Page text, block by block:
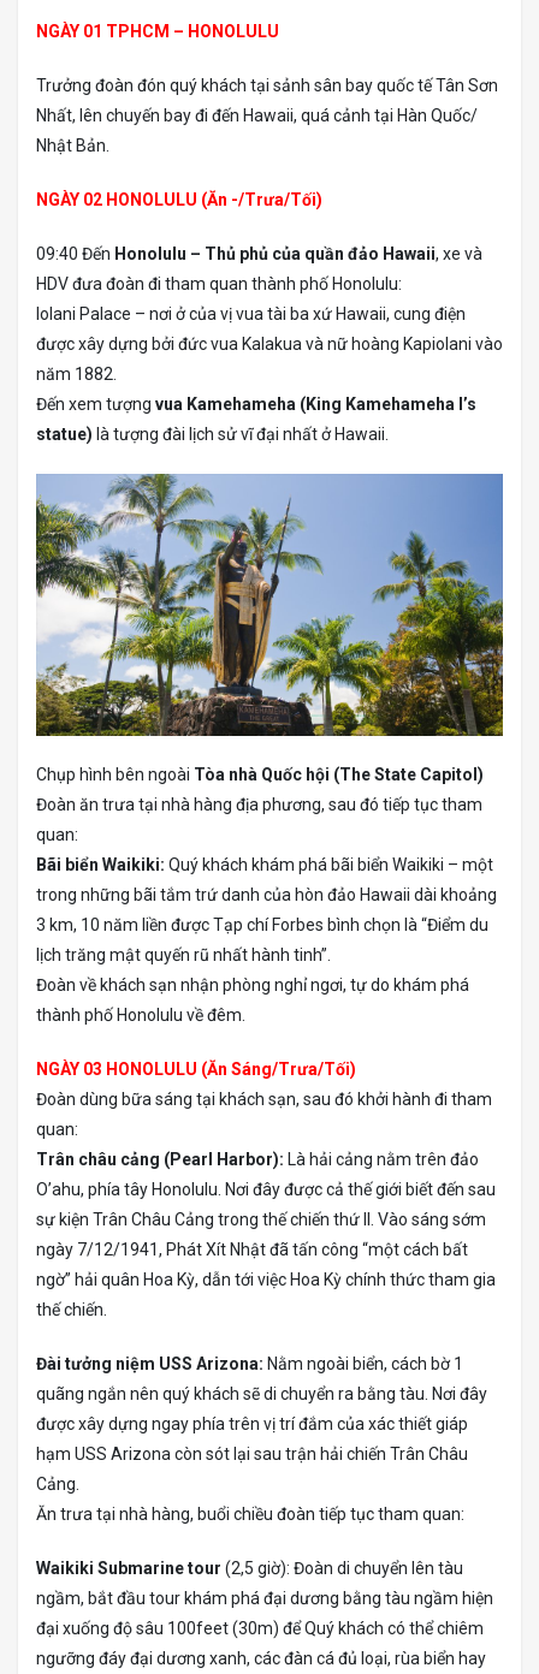
NGÀY 01 TPHCM – HONOLULU
Trưởng đoàn đón quý khách tại sảnh sân bay quốc tế Tân Sơn
Nhất, lên chuyến bay đi đến Hawaii, quá cảnh tại Hàn Quốc/
Nhật Bản.
NGÀY 02 HONOLULU (Ăn -/Trưa/Tối)
09:40 Đến Honolulu – Thủ phủ của quần đảo Hawaii, xe và
HDV đưa đoàn đi tham quan thành phố Honolulu:
Iolani Palace – nơi ở của vị vua tài ba xứ Hawaii, cung điện
được xây dựng bởi đức vua Kalakua và nữ hoàng Kapiolani vào
năm 1882.
Đến xem tượng vua Kamehameha (King Kamehameha I’s
statue) là tượng đài lịch sử vĩ đại nhất ở Hawaii.
Chụp hình bên ngoài Tòa nhà Quốc hội (The State Capitol)
Đoàn ăn trưa tại nhà hàng địa phương, sau đó tiếp tục tham
quan:
Bãi biển Waikiki: Quý khách khám phá bãi biển Waikiki – một
trong những bãi tắm trứ danh của hòn đảo Hawaii dài khoảng
3 km, 10 năm liền được Tạp chí Forbes bình chọn là “Điểm du
lịch trăng mật quyến rũ nhất hành tinh”.
Đoàn về khách sạn nhận phòng nghỉ ngơi, tự do khám phá
thành phố Honolulu về đêm.
NGÀY 03 HONOLULU (Ăn Sáng/Trưa/Tối)
Đoàn dùng bữa sáng tại khách sạn, sau đó khởi hành đi tham
quan:
Trân châu cảng (Pearl Harbor): Là hải cảng nằm trên đảo
O’ahu, phía tây Honolulu. Nơi đây được cả thế giới biết đến sau
sự kiện Trân Châu Cảng trong thế chiến thứ II. Vào sáng sớm
ngày 7/12/1941, Phát Xít Nhật đã tấn công “một cách bất
ngờ” hải quân Hoa Kỳ, dẫn tới việc Hoa Kỳ chính thức tham gia
thế chiến.
Đài tưởng niệm USS Arizona: Nằm ngoài biển, cách bờ 1
quãng ngắn nên quý khách sẽ di chuyển ra bằng tàu. Nơi đây
được xây dựng ngay phía trên vị trí đắm của xác thiết giáp
hạm USS Arizona còn sót lại sau trận hải chiến Trân Châu
Cảng.
Ăn trưa tại nhà hàng, buổi chiều đoàn tiếp tục tham quan:
Waikiki Submarine tour (2,5 giờ): Đoàn di chuyển lên tàu
ngầm, bắt đầu tour khám phá đại dương bằng tàu ngầm hiện
đại xuống độ sâu 100feet (30m) để Quý khách có thể chiêm
ngưỡng đáy đại dương xanh, các đàn cá đủ loại, rùa biển hay